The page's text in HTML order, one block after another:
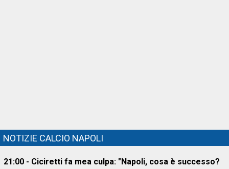
NOTIZIE CALCIO NAPOLI
21:00 - Ciciretti fa mea culpa: "Napoli, cosa è successo?